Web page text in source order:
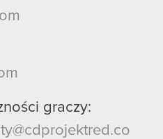
graczy: